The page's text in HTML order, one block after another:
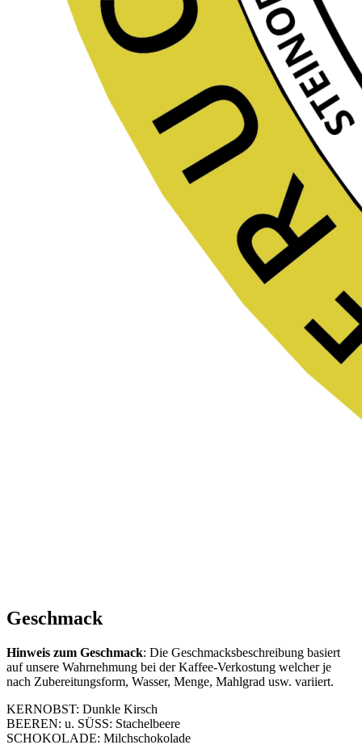
Geschmack
Hinweis zum Geschmack: Die Geschmacksbeschreibung basiert
auf unsere Wahrnehmung bei der Kaffee-Verkostung welcher je
nach Zubereitungsform, Wasser, Menge, Mahlgrad usw. variiert.
KERNOBST: Dunkle Kirsch
BEEREN: u. SÜSS: Stachelbeere
SCHOKOLADE: Milchschokolade